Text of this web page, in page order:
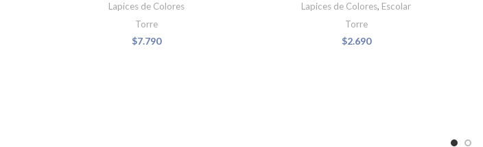
Lapices de Colores
Torre
$7.790
Lapices de Colores, Escolar
Torre
$2.690